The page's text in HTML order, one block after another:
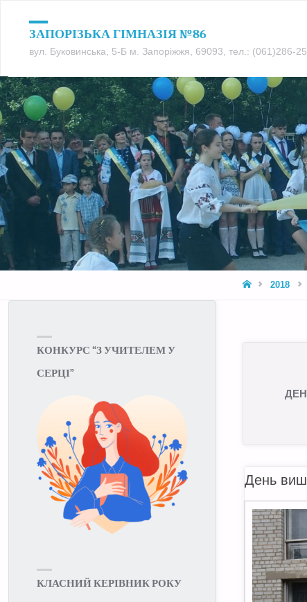
ЗАПОРІЗЬКА ГІМНАЗІЯ №86
вул. Буковинська, 5-Б м. Запоріжжя, 69093, тел.: (061)286-
HOME2018
День
КОНКУРС “З УЧИТЕЛЕМ У
СЕРЦІ”
КЛАСНИЙ КЕРІВНИК РОКУ